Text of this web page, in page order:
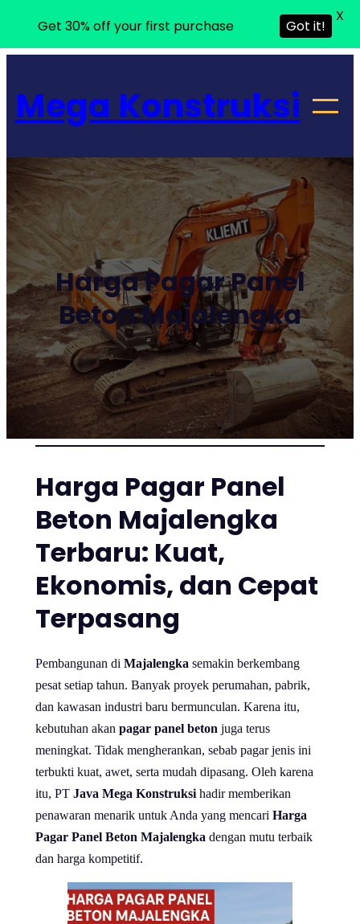
konten
Mega Konstruksi
Harga Pagar Panel
Beton Majalengka
Harga Pagar Panel
Beton Majalengka
Terbaru: Kuat,
Ekonomis, dan Cepat
Terpasang
Pembangunan di Majalengka semakin berkembang
pesat setiap tahun. Banyak proyek perumahan, pabrik,
dan kawasan industri baru bermunculan. Karena itu,
kebutuhan akan pagar panel beton juga terus
meningkat. Tidak mengherankan, sebab pagar jenis ini
terbukti kuat, awet, serta mudah dipasang. Oleh karena
itu, PT Java Mega Konstruksi hadir memberikan
penawaran menarik untuk Anda yang mencari Harga
Pagar Panel Beton Majalengka dengan mutu terbaik
dan harga kompetitif.
Get 30% off your first purchase Got it!
X